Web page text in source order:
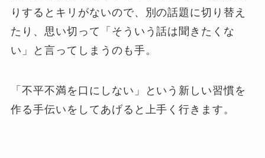
りするとキリがないので、別の話題に切り替え
たり、思い切って「そういう話は聞きたくな
い」と言ってしまうのも手。
「不平不満を口にしない」という新しい習慣を
作る手伝いをしてあげると上手く行きます。